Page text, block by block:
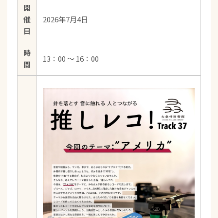
開
催
日
2026年7月4日
時
間
13：00 ～ 16：00